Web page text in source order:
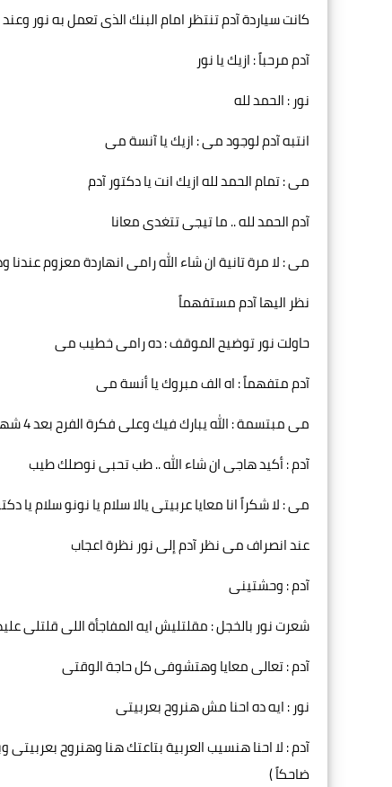
كانت سياردة آدم تنتظر امام البنك الذى تعمل به
آدم مرحباً : ازيك يا نور
نور : الحمد لله
انتبه آدم لوجود مى : ازيك يا آنسة مى
مى : تمام الحمد لله ازيك انت يا دكتور آدم
آدم الحمد لله .. ما تيجى تتغدى معانا
مى : لا مرة تانية ان شاء الله رامى انهاردة معزوم
نظر اليها آدم مستفهماً
حاولت نور توضيح الموقف : ده رامى خطيب مى
آدم متفهماً : اه الف مبروك يا أنسة مى
مى مبتسمة : الله يبارك فيك وعلى فكرة الفرح بعد 4 شهور انت معزوم طبعاً
آدم : أكيد هاجى ان شاء الله .. طب تحبى نوصلك طيب
مى : لا شكراً انا معايا عربيتى يالا سلام يا نونو سلام يا
عند انصراف مى نظر آدم إلى نور نظرة اعجاب
آدم : وحشتينى
شعرت نور بالخجل : مقلتليش ايه المفاجأة اللى قلتلى
آدم : تعالى معايا وهتشوفى كل حاجة الوقتى
نور : ايه ده احنا مش هنروح بعربيتى
آدم : لا احنا هنسيب العربية بتاعتك هنا وهنروح
ضاحكاً )